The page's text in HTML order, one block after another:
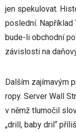
jen spekulovat.
poslední. Například
bude-li obchodní
závislosti na
Dalším zajímavým
ropy. Server Wall
v němž tlumočil
„drill, baby dril“